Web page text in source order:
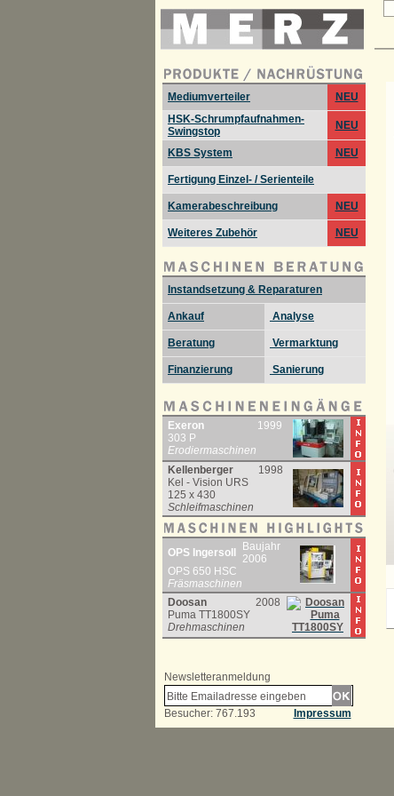
Mediumverteiler
NEU
HSK-Schrumpfaufnahmen-
Swingstop
NEU
KBS System NEU
Fertigung Einzel- / Serienteile
Kamerabeschreibung NEU
Weiteres Zubehör NEU
Instandsetzung & Reparaturen
Ankauf Analyse
Beratung Vermarktung
Finanzierung Sanierung
Exeron
1999
303 P
Erodiermaschinen
Kellenberger
1998
Kel - Vision URS
125 x 430
Schleifmaschinen
OPS Ingersoll
Baujahr
2006
OPS 650 HSC
Fräsmaschinen
Doosan
2008
Puma TT1800SY
Drehmaschinen
Newsletteranmeldung
Impressum
Besucher: 767.193